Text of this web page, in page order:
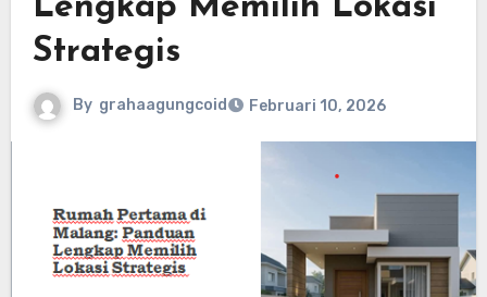
Lengkap Memilih Lokasi
Strategis
By grahaagungcoid Februari 10, 2026